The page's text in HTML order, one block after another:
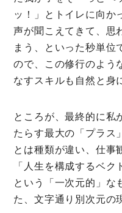
ッ！」とトイレに向か
声が聞こえてきて、思
まう、といった秒単位
ので、この修行のよう
なすスキルも自然と身
ところが、最終的に私
たらす最大の「プラス
とは種類が違い、仕事
「人生を構成するベク
という「一次元的」な
た、文字通り別次元の